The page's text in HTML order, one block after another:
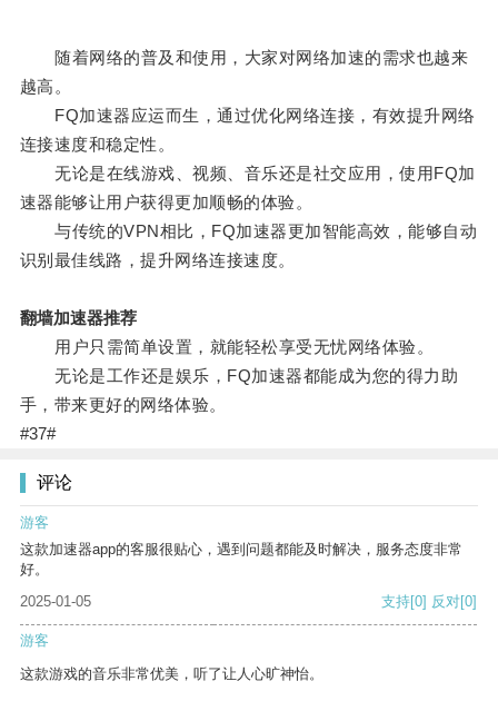
随着网络的普及和使用，大家对网络加速的需求也越来
越高。
FQ加速器应运而生，通过优化网络连接，有效提升网络
连接速度和稳定性。
无论是在线游戏、视频、音乐还是社交应用，使用FQ加
速器能够让用户获得更加顺畅的体验。
与传统的VPN相比，FQ加速器更加智能高效，能够自动
识别最佳线路，提升网络连接速度。
翻墙加速器推荐
用户只需简单设置，就能轻松享受无忧网络体验。
无论是工作还是娱乐，FQ加速器都能成为您的得力助
手，带来更好的网络体验。
#37#
评论
游客
这款加速器app的客服很贴心，遇到问题都能及时解决，服务态度非常
好。
2025-01-05
支持[0] 反对[0]
游客
这款游戏的音乐非常优美，听了让人心旷神怡。